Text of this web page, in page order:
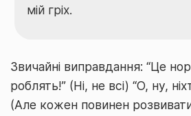
мій гріх.
Звичайні виправдання: “Це
роблять!” (Ні, не всі) “О, ну,
(Але кожен повинен